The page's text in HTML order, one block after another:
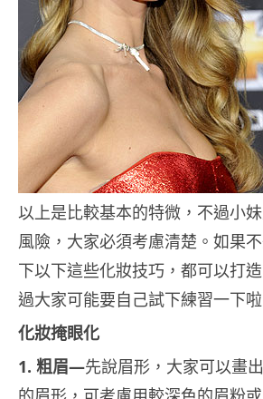
以上是比較基本的特微，不過小
風險，大家必須考慮清楚。如果
下以下這些化妝技巧，都可以打
過大家可能要自己試下練習一下啦
化妝掩眼化
1. 粗眉—先說眉形，大家可以畫